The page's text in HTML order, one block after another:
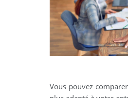
Vous pouvez